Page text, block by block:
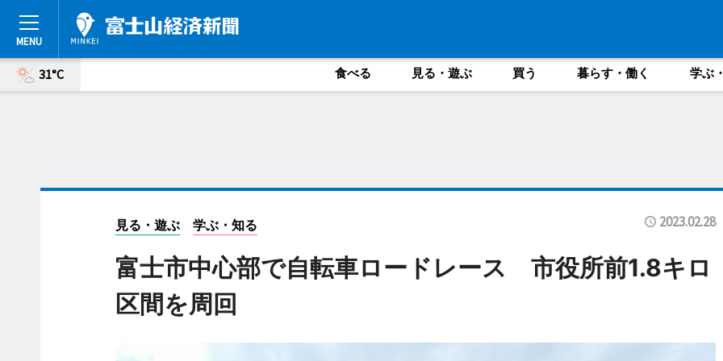
31°C 食べる 見る・遊ぶ 買う 暮らす・働く 学ぶ
見る・遊ぶ 学ぶ・知る 2023.02.28
富士市中心部で自転車ロードレース 市役所前1.8キロ
区間を周回